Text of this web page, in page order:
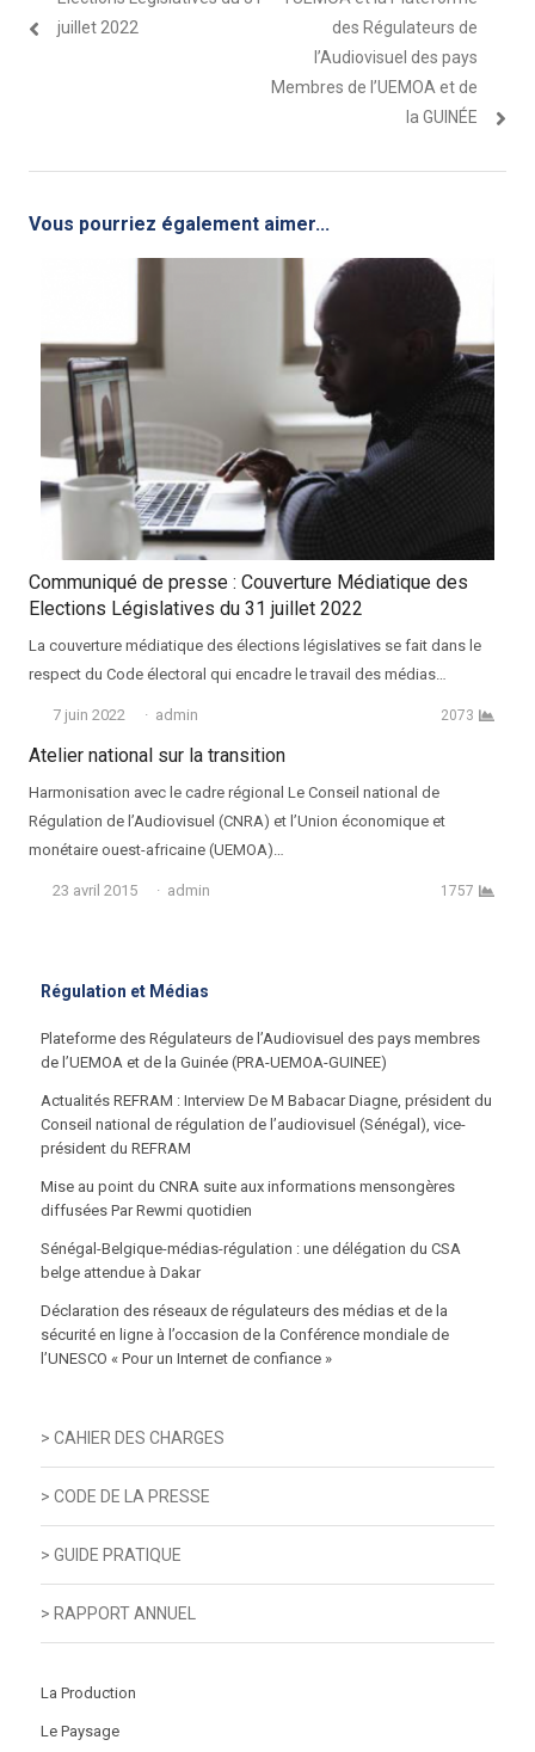
juillet 2022
des Régulateurs de
l’Audiovisuel des pays
Membres de l’UEMOA et de
la GUINÉE
Vous pourriez également aimer...
Communiqué de presse : Couverture Médiatique des
Elections Législatives du 31 juillet 2022
La couverture médiatique des élections législatives se fait dans le
respect du Code électoral qui encadre le travail des médias…
7 juin 2022 Auteur
admin 2073
Atelier national sur la transition
Harmonisation avec le cadre régional Le Conseil national de
Régulation de l’Audiovisuel (CNRA) et l’Union économique et
monétaire ouest-africaine (UEMOA)…
23 avril 2015 Auteur
admin 1757
Régulation et Médias
Plateforme des Régulateurs de l’Audiovisuel des pays membres
de l’UEMOA et de la Guinée (PRA-UEMOA-GUINEE)
Actualités REFRAM : Interview De M Babacar Diagne, président du
Conseil national de régulation de l’audiovisuel (Sénégal), vice-
président du REFRAM
Mise au point du CNRA suite aux informations mensongères
diffusées Par Rewmi quotidien
Sénégal-Belgique-médias-régulation : une délégation du CSA
belge attendue à Dakar
Déclaration des réseaux de régulateurs des médias et de la
sécurité en ligne à l’occasion de la Conférence mondiale de
l’UNESCO « Pour un Internet de confiance »
> CAHIER DES CHARGES
> CODE DE LA PRESSE
> GUIDE PRATIQUE
> RAPPORT ANNUEL
La Production
Le Paysage